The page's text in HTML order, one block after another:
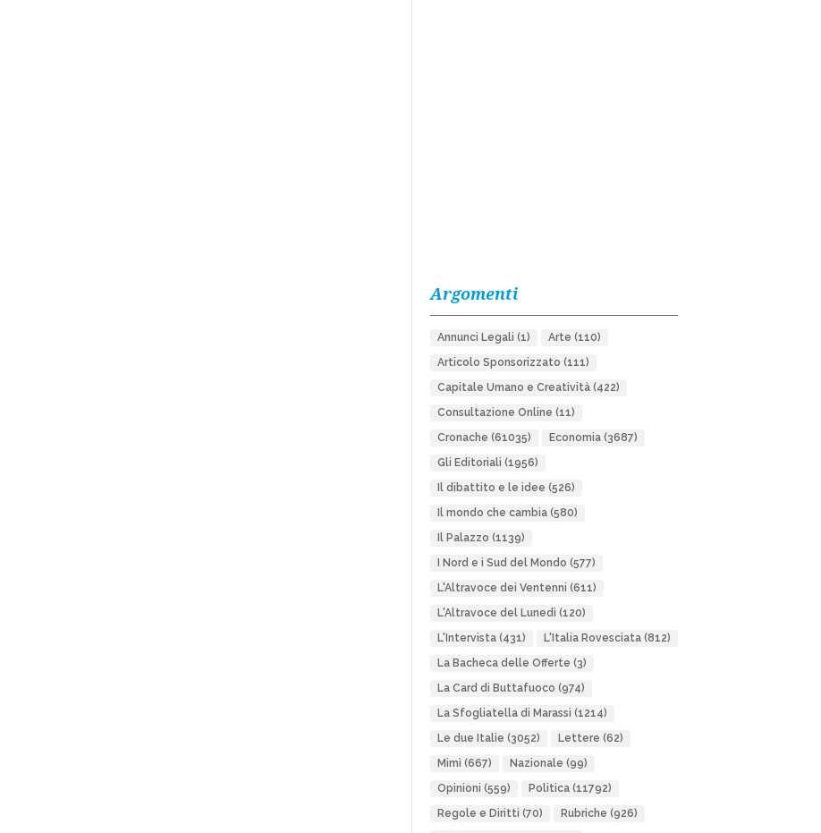
Argomenti
Annunci Legali (1) Arte (110)
Articolo Sponsorizzato (111)
Capitale Umano e Creatività(422)
Consultazione Online (11)
Cronache (61035) Economia(3687)
Gli Editoriali (1956)
Il dibattito e le idee (526)
Il mondo che cambia(580)
Il Palazzo (1139)
I Nord e i Sud del Mondo (577)
L'Altravoce dei Ventenni (611)
L'Altravoce del Lunedì (120)
L'Intervista(431) L'Italia Rovesciata(812)
La Bacheca delle Offerte (3)
La Card di Buttafuoco (974)
La Sfogliatella di Marassi (1214)
Le due Italie (3052) Lettere (62)
Mimì (667) Nazionale (99)
Opinioni (559) Politica(11792)
Regole e Diritti (70) Rubriche (926)